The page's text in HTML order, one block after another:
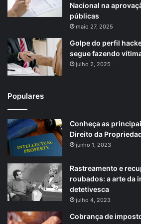
Nacional na
públicas
maio 27, 2025
Golpe do perfil
segue fazendo
julho 2, 2025
Populares
Conheça as
Direito da
junho 1, 2023
Rastreamento e
roubados: a arte da
detetivesca
julho 4, 2023
Cobrança de